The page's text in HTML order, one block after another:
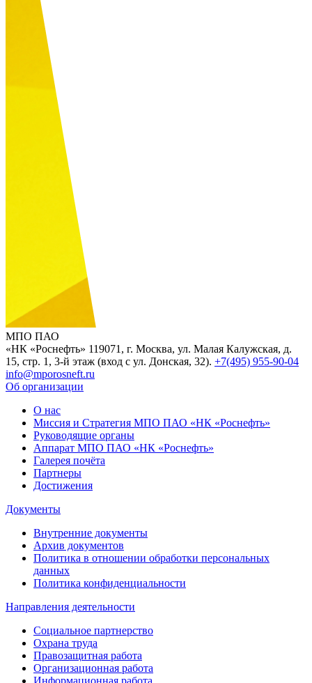
МПО ПАО
«НК «Роснефть» 119071, г. Москва, ул. Малая Калужская, д.
15, стр. 1, 3-й этаж (вход с ул. Донская, 32). +7(495) 955-90-04
info@mporosneft.ru
Об организации
О нас
Миссия и Стратегия МПО ПАО «НК «Роснефть»
Руководящие органы
Аппарат МПО ПАО «НК «Роснефть»
Галерея почёта
Партнеры
Достижения
Документы
Внутренние документы
Архив документов
Политика в отношении обработки персональных
данных
Политика конфиденциальности
Направления деятельности
Социальное партнерство
Охрана труда
Правозащитная работа
Организационная работа
Информационная работа